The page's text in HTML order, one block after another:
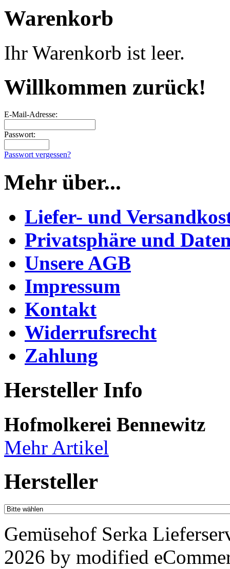
Warenkorb
Ihr Warenkorb ist leer.
Willkommen zurück!
E-Mail-Adresse:
Passwort:
Passwort vergessen?
Mehr über...
Liefer- und
Privatsphäre und
Unsere AGB
Impressum
Kontakt
Widerrufsrecht
Zahlung
Hersteller Info
Hofmolkerei Bennewitz
Mehr Artikel
Hersteller
Gemüsehof Serka
2026 by modified